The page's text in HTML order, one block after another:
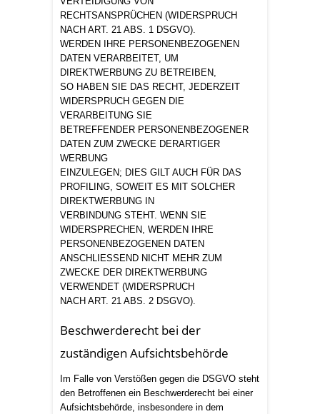
RECHTSANSPRÜCHEN (WIDERSPRUCH
NACH ART. 21 ABS. 1 DSGVO).
WERDEN IHRE PERSONENBEZOGENEN
DATEN VERARBEITET, UM
DIREKTWERBUNG ZU BETREIBEN,
SO HABEN SIE DAS RECHT, JEDERZEIT
WIDERSPRUCH GEGEN DIE
VERARBEITUNG SIE
BETREFFENDER PERSONENBEZOGENER
DATEN ZUM ZWECKE DERARTIGER
WERBUNG
EINZULEGEN; DIES GILT AUCH FÜR DAS
PROFILING, SOWEIT ES MIT SOLCHER
DIREKTWERBUNG IN
VERBINDUNG STEHT. WENN SIE
WIDERSPRECHEN, WERDEN IHRE
PERSONENBEZOGENEN DATEN
ANSCHLIESSEND NICHT MEHR ZUM
ZWECKE DER DIREKTWERBUNG
VERWENDET (WIDERSPRUCH
NACH ART. 21 ABS. 2 DSGVO).
Beschwerderecht bei der
zuständigen Aufsichtsbehörde
Im Falle von Verstößen gegen die DSGVO steht
den Betroffenen ein Beschwerderecht bei einer
Aufsichtsbehörde, insbesondere in dem